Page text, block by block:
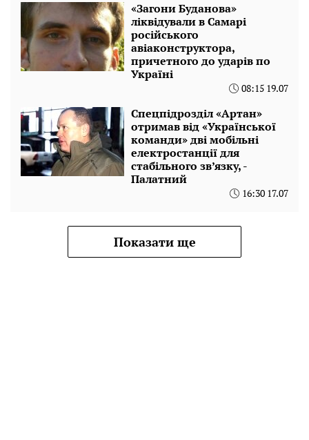
«Загони Буданова»
ліквідували в Самарі
російського
авіаконструктора,
причетного до ударів по
Україні
08:15 19.07
Спецпідрозділ «Артан»
отримав від «Української
команди» дві мобільні
електростанції для
стабільного зв’язку, -
Палатний
16:30 17.07
Показати ще